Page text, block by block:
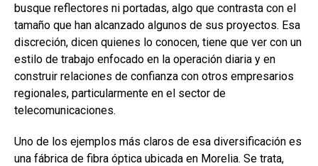
busque reflectores ni portadas, algo que contrasta con el
tamaño que han alcanzado algunos de sus proyectos. Esa
discreción, dicen quienes lo conocen, tiene que ver con un
estilo de trabajo enfocado en la operación diaria y en
construir relaciones de confianza con otros empresarios
regionales, particularmente en el sector de
telecomunicaciones.
Uno de los ejemplos más claros de esa diversificación es
una fábrica de fibra óptica ubicada en Morelia. Se trata,